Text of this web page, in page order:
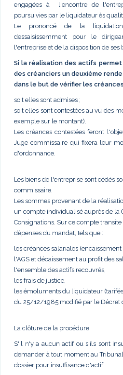
engagées à l'encontre de
poursuivies par le liquidateur ès
Le prononcé de la
dessaisissemment pour le
l'entreprise et de la disposition de ses
Si la réalisation des actifs
des créanciers un deuxième
dans le but de vérifier les
soit elles sont admises ;
soit elles sont contestées au vu des
exemple sur le montant).
Les créances contestées feront
Juge commissaire qui fixera leur
d'ordonnance.
Les biens de l'entreprise sont cédés
commissaire.
Les sommes provenant de la
un compte individualisé auprès de la
Consignations. Sur ce compte
dépenses du mandat, tels que :
les créances salariales
l'AGS et décaissement au profit des
l'ensemble des actifs recouvrés,
les frais de justice,
les émoluments du liquidateur
du 25/12/1985 modifié par le
La clôture de la procédure
S'il n'y a aucun actif ou s'ils sont
demander à tout moment au
dossier pour insuffisance d'actif.